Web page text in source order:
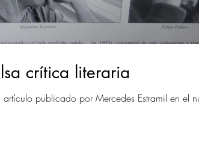
crítica literaria
publicado por Mercedes Estramil en el